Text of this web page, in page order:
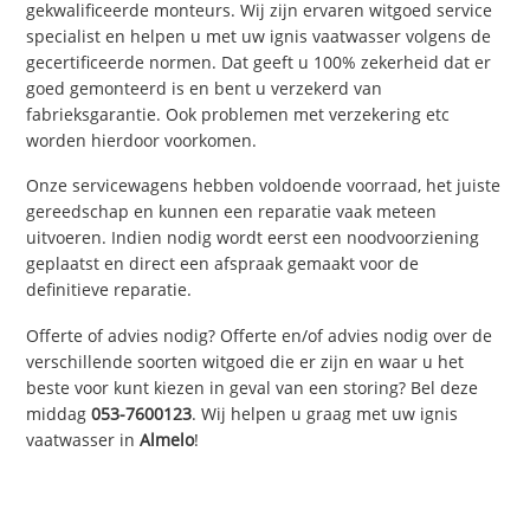
gekwalificeerde monteurs. Wij zijn ervaren witgoed service
specialist en helpen u met uw ignis vaatwasser volgens de
gecertificeerde normen. Dat geeft u 100% zekerheid dat er
goed gemonteerd is en bent u verzekerd van
fabrieksgarantie. Ook problemen met verzekering etc
worden hierdoor voorkomen.
Onze servicewagens hebben voldoende voorraad, het juiste
gereedschap en kunnen een reparatie vaak meteen
uitvoeren. Indien nodig wordt eerst een noodvoorziening
geplaatst en direct een afspraak gemaakt voor de
definitieve reparatie.
Offerte of advies nodig? Offerte en/of advies nodig over de
verschillende soorten witgoed die er zijn en waar u het
beste voor kunt kiezen in geval van een storing? Bel deze
middag053-7600123. Wij helpen u graag met uw ignis
vaatwasser inAlmelo!